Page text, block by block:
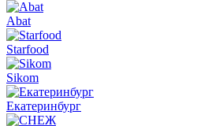
Abat
Starfood
Sikom
Екатеринбург